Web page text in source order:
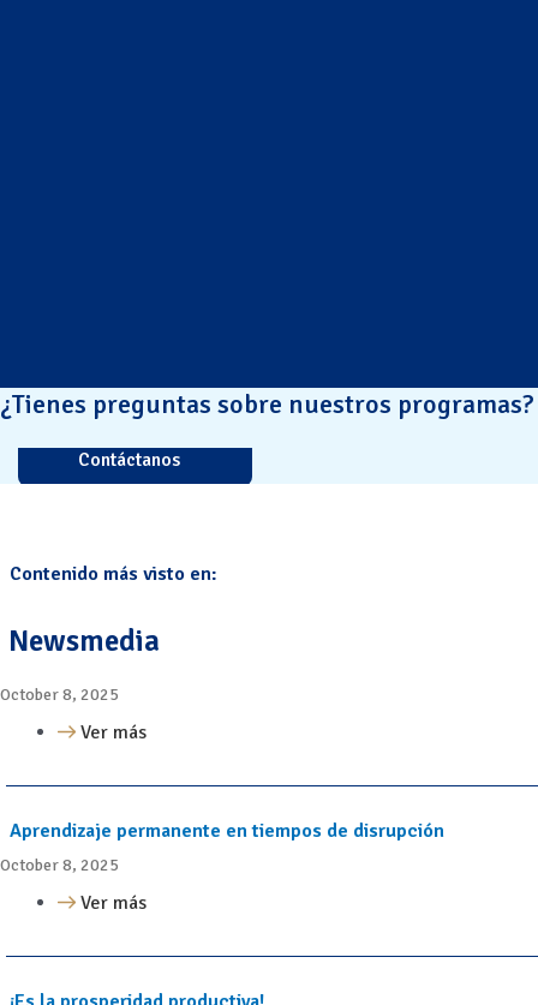
¿Tienes preguntas sobre nuestros programas?
Contáctanos
Contenido más visto en:
Newsmedia
October 8, 2025
Ver más
Aprendizaje permanente en tiempos de disrupción
October 8, 2025
Ver más